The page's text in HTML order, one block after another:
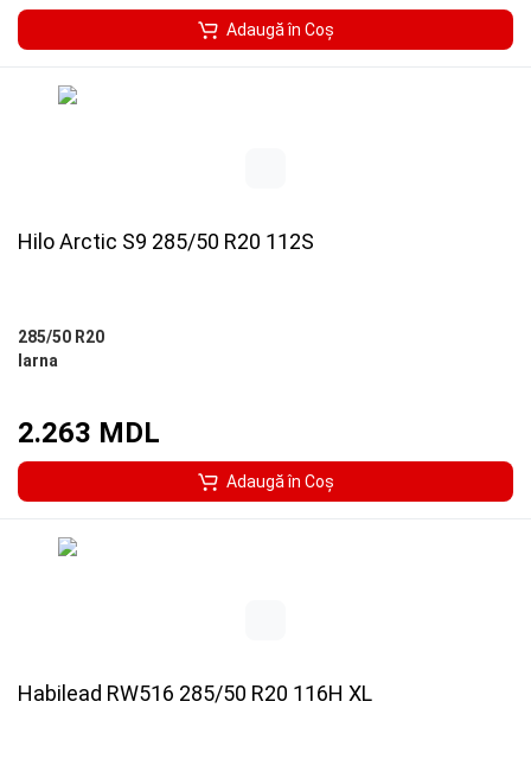
Adaugă în Coş
Hilo Arctic S9 285/50 R20 112S
285/50 R20
Iarna
2.263 MDL
Adaugă în Coş
Habilead RW516 285/50 R20 116H XL